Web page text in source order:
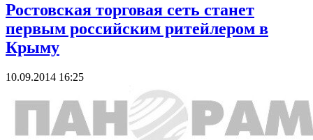
Ростовская торговая сеть станет
первым российским ритейлером в
Крыму
10.09.2014 16:25